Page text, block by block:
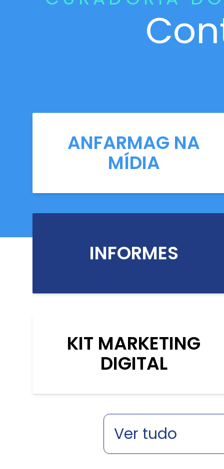
ANFARMAG NA
MÍDIA
INFORMES
KIT MARKETING
DIGITAL